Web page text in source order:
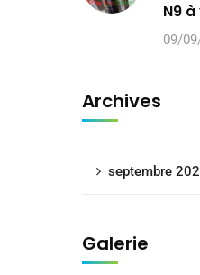
N9
09/
Archives
septembre
Galerie